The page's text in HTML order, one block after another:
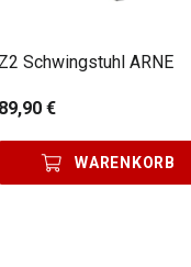
Z2 Schwingstuhl ARNE
89,90 €
WARENKORB